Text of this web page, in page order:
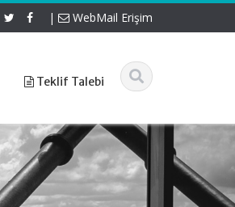
| WebMail Erişim
Teklif Talebi